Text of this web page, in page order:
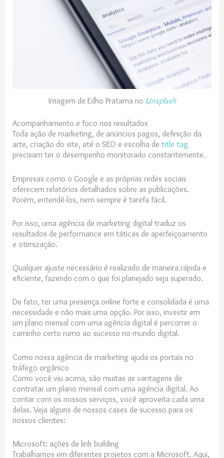
Imagem de Edho Pratama no Unsplash
Acompanhamento e foco nos resultados
Toda ação de marketing, de anúncios pagos, definição da
arte, criação do site, até o SEO e escolha detitle tag
precisam ter o desempenho monitorado constantemente.
Empresas como o Google e as próprias redes sociais
oferecem relatórios detalhados sobre as publicações.
Porém, entendê-los, nem sempre é tarefa fácil.
Por isso, uma agência de marketing digital traduz os
resultados de performance em táticas de aperfeiçoamento
e otimização.
Qualquer ajuste necessário é realizado de maneira rápida e
eficiente, fazendo com o que foi planejado seja superado.
De fato, ter uma presença online forte e consolidada é uma
necessidade e não mais uma opção. Por isso, investir em
um plano mensal com uma agência digital é percorrer o
caminho certo rumo ao sucesso no mundo digital.
Como nossa agência de marketing ajuda os portais no
tráfego orgânico
Como você viu acima, são muitas as vantagens de
contratar um plano mensal com uma agência digital. Ao
contar com os nossos serviços, você aproveita cada uma
delas. Veja alguns de nossos cases de sucesso para os
nossos clientes:
Microsoft: ações de link building
Trabalhamos em diferentes projetos com a Microsoft. Aqui,